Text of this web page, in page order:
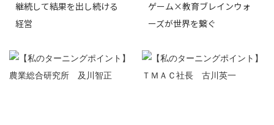
トリー社長野坂...
継続して結果を出し続ける
経営
取締役社長 ...
ゲーム×教育ブレインウォ
ーズが世界を繋ぐ